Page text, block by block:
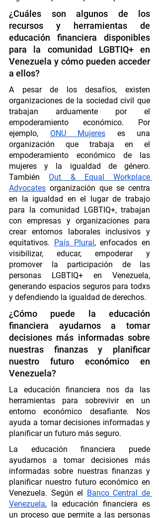
¿Cuáles son algunos de los
recursos y herramientas de
educación financiera disponibles
para la comunidad LGBTIQ+ en
Venezuela y cómo pueden acceder
a ellos?
A pesar de los desafíos, existen
organizaciones de la sociedad civil que
trabajan arduamente por el
empoderamiento económico. Por
ejemplo, ONU Mujeres es una
organización que trabaja en el
empoderamiento económico de las
mujeres y la igualdad de género.
También Out & Equal Workplace
Advocates organización que se centra
en la igualdad en el lugar de trabajo
para la comunidad LGBTIQ+, trabajan
con empresas y organizaciones para
crear entornos laborales inclusivos y
equitativos. País Plural, enfocados en
visibilizar, educar, empoderar y
promover la participación de las
personas LGBTIQ+ en Venezuela,
generando espacios seguros para todxs
y defendiendo la igualdad de derechos.
¿Cómo puede la educación
financiera ayudarnos a tomar
decisiones más informadas sobre
nuestras finanzas y planificar
nuestro futuro económico en
Venezuela?
La educación financiera nos da las
herramientas para sobrevivir en un
entorno económico desafiante. Nos
ayuda a tomar decisiones informadas y
planificar un futuro más seguro.
La educación financiera puede
ayudarnos a tomar decisiones más
informadas sobre nuestras finanzas y
planificar nuestro futuro económico en
Venezuela. Según el Banco Central de
Venezuela, la educación financiera es
un proceso que permite a las personas